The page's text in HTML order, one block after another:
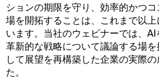
ションの期限を守り、効率的かつ
場を開拓することは、これまで以
います。当社のウェビナーでは、
革新的な戦略について議論する場
して展望を再構築した企業の実際
た。